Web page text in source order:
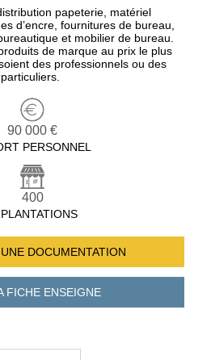
papeterie, matériel
d’encre, fournitures de bureau,
et mobilier de bureau.
de marque au prix le plus
des professionnels ou des
particuliers.
90 000 €
PERSONNEL
400
DOCUMENTATION
FICHEENSEIGNE